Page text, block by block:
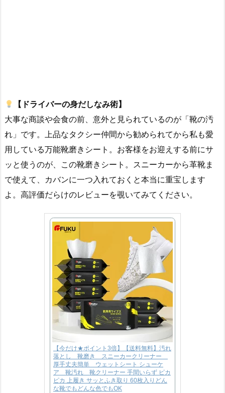
【ドライバーの身だしなみ術】
大事な商談や会食の前、意外と見られているのが「靴の汚
れ」です。上品なタクシー仲間から勧められてから私も愛
用している万能靴磨きシート。お客様をお迎えする前にサ
ッと使うのが、この靴磨きシート。スニーカーから革靴ま
で使えて、カバンに一つ入れておくと本当に重宝します
よ。高評価だらけのレビューを覗いてみてください。
【今だけ★ポイント3倍】【送料無料】汚れ
落とし 靴磨き スニーカークリーナー
厚手丈夫簡単 ウェットシート シューケ
ア 靴汚れ 靴クリーナー 手間いらず ピカ
ピカ 上履き サッとふき取り 60枚入りどん
な靴でもどんな色でもOK